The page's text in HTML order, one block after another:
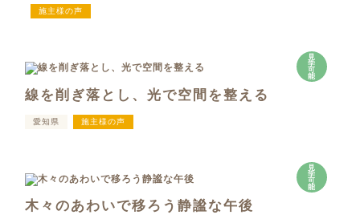
施主様の声
見
学
可
能
線を削ぎ落とし、光で空間を整える
愛知県 施主様の声
見
学
可
能
木々のあわいで移ろう静謐な午後